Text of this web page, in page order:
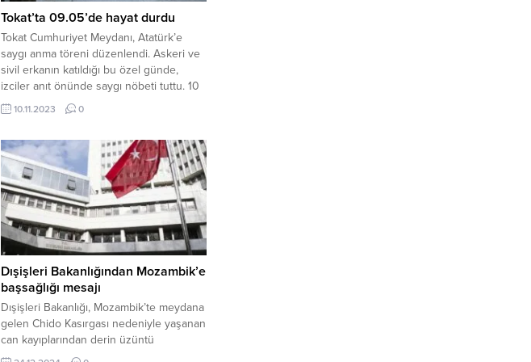
Tokat’ta 09.05’de hayat durdu
Tokat Cumhuriyet Meydanı, Atatürk’e
saygı anma töreni düzenlendi. Askeri ve
sivil erkanın katıldığı bu özel günde,
izciler anıt önünde saygı nöbeti tuttu. 10
Kasım 2023, 10:23 yayınlandı Tokat’ta
09.05’de hayat durdu TOKAT – BHA
09.05’te hayat durdu. Tokat Cumhuriyet
Meydanı, askeri ve sivil yetkililerin
katılımıyla anma...
10.11.2023 0
Dışişleri Bakanlığından Mozambik’e
başsağlığı mesajı
Dışişleri Bakanlığı, Mozambik’te meydana
gelen Chido Kasırgası nedeniyle yaşanan
can kayıplarından derin üzüntü
duyulduğunu ifade ederek, Mozambik